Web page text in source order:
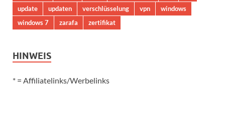
update
updaten verschlüsselung vpn
windows
windows 7
zarafa zertifikat
HINWEIS
* = Affiliatelinks/Werbelinks